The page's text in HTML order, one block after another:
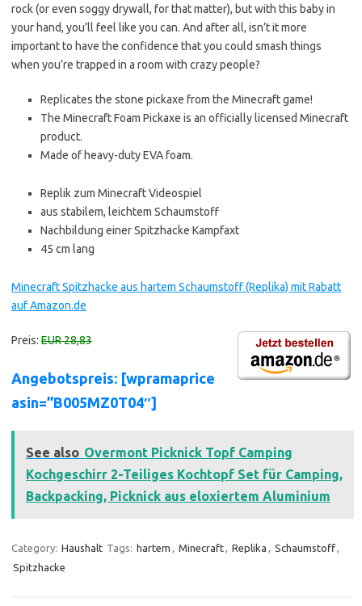
rock (or even soggy drywall, for that matter), but with this baby in
your hand, you’ll feel like you can. And after all, isn’t it more
important to have the confidence that you could smash things
when you’re trapped in a room with crazy people?
Replicates the stone pickaxe from the Minecraft game!
The Minecraft Foam Pickaxe is an officially licensed Minecraft
product.
Made of heavy-duty EVA foam.
Replik zum Minecraft Videospiel
aus stabilem, leichtem Schaumstoff
Nachbildung einer Spitzhacke Kampfaxt
45 cm lang
Minecraft Spitzhacke aus hartem Schaumstoff (Replika) mit Rabatt
auf Amazon.de
Preis: EUR 28,83
Angebotspreis: [wpramaprice
asin=”B005MZ0T04″]
See also Overmont Picknick Topf Camping
Kochgeschirr 2-Teiliges Kochtopf Set für Camping,
Backpacking, Picknick aus eloxiertem Aluminium
Category: Haushalt Tags: hartem Minecraft Replika Schaumstoff
Spitzhacke